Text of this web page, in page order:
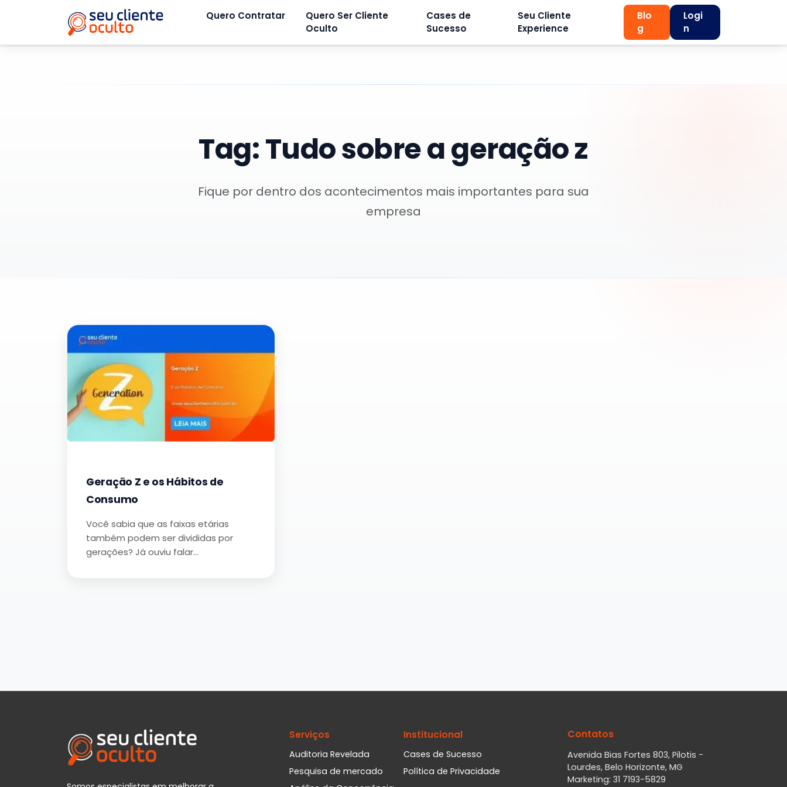
Quero Contratar
Quero Ser Cliente
Oculto
Cases de
Sucesso
Seu Cliente
Experience
Blo
g
Logi
n
Tag:Tudo sobre a geração z
Fique por dentro dos acontecimentos mais importantes para sua
empresa
Geração Z e os Hábitos de
Consumo
Você sabia que as faixas etárias
também podem ser divididas por
gerações? Já ouviu falar…
Serviços
Auditoria Revelada
Pesquisa de mercado
Institucional
Cases de Sucesso
Política de Privacidade
Contatos
Avenida Bias Fortes 803, Pilotis -
Lourdes, Belo Horizonte, MG
Marketing: 31 7193-5829